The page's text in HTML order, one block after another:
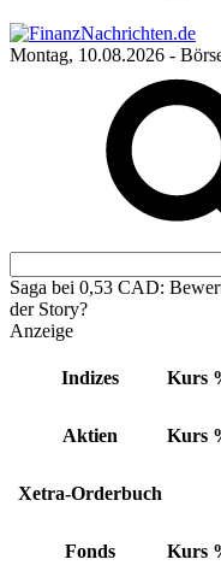
Montag, 10.08.2026 -
Saga bei 0,53 CAD:
der Story?
Anzeige
Indizes Kurs
Aktien Kurs
Xetra-Orderbuch
Fonds Kurs